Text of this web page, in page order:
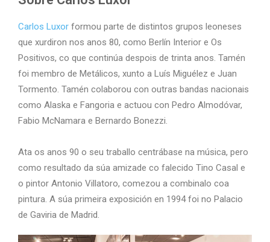
Carlos Luxor formou parte de distintos grupos leoneses
que xurdiron nos anos 80, como Berlín Interior e Os
Positivos, co que continúa despois de trinta anos. Tamén
foi membro de Metálicos, xunto a Luís Miguélez e Juan
Tormento. Tamén colaborou con outras bandas nacionais
como Alaska e Fangoria e actuou con Pedro Almodóvar,
Fabio McNamara e Bernardo Bonezzi.
Ata os anos 90 o seu traballo centrábase na música, pero
como resultado da súa amizade co falecido Tino Casal e
o pintor Antonio Villatoro, comezou a combinalo coa
pintura. A súa primeira exposición en 1994 foi no Palacio
de Gaviria de Madrid.